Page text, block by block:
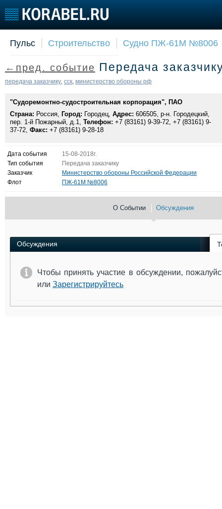
Пульс
Новости
Репутация
Работа
Крюинг
Реклама
Доска объявлений
Продажа флота
Изделия
Материалы
Услуги
Пульс Строительство Судно ПЖ-61М №8006
←пред. событие Передача
передача заказчику сск министерство обороны рф
"Судоремонтно-судостроительная корпорация", ПАО
Страна: Россия, Город: Городец, Адрес: 606505, р-н. Городецкий,
пер. 1-й Пожарный, д.1, Телефон: +7 (83161) 9-39-72, +7 (83161) 9-
37-72, Факс: +7 (83161) 9-28-18
Дата события
15-08-2018г.
Тип события
Передача заказчику
Заказчик
Министерство обороны Российской Федерации
Флот
ПЖ-61М №8006
О Событии Обсуждения
Обсуждения
Чтобы принять участие в обсуждении,
или Зарегистрируйтесь